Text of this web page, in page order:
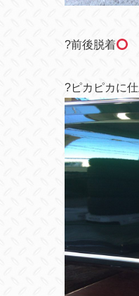
?前後脱着
?ピカピカに